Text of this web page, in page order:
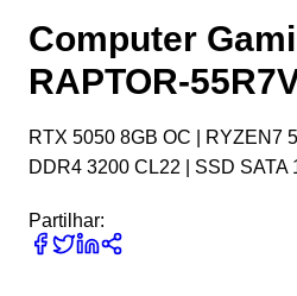
Computer
RAPTOR-
RTX 5050 8GB OC | RYZEN7
DDR4 3200 CL22 | SSD SATA
Partilhar: